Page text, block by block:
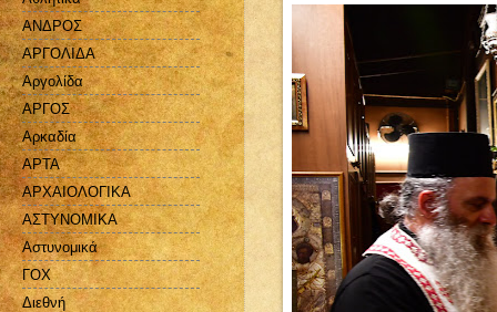
ΑΝΔΡΟΣ
ΑΡΓΟΛΙΔΑ
Αργολίδα
ΑΡΓΟΣ
Αρκαδία
ΑΡΤΑ
ΑΡΧΑΙΟΛΟΓΙΚΑ
ΑΣΤΥΝΟΜΙΚΑ
Αστυνομικά
ΓΟΧ
Διεθνή